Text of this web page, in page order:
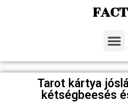
Tarot kártya
kétségbeesés